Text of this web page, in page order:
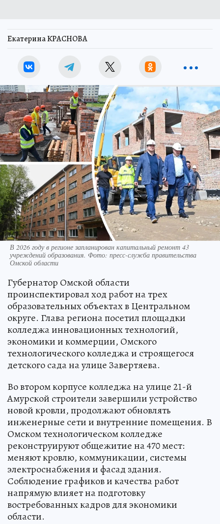
Екатерина КРАСНОВА
В 2026 году в регионе запланирован капитальный ремонт 43
учреждений образования. Фото: пресс-служба правительства
Омской области
Губернатор Омской области
проинспектировал ход работ на трех
образовательных объектах в Центральном
округе. Глава региона посетил площадки
колледжа инновационных технологий,
экономики и коммерции, Омского
технологического колледжа и строящегося
детского сада на улице Завертяева.
Во втором корпусе колледжа на улице 21-й
Амурской строители завершили устройство
новой кровли, продолжают обновлять
инженерные сети и внутренние помещения. В
Омском технологическом колледже
реконструируют общежитие на 470 мест:
меняют кровлю, коммуникации, системы
электроснабжения и фасад здания.
Соблюдение графиков и качества работ
напрямую влияет на подготовку
востребованных кадров для экономики
области.